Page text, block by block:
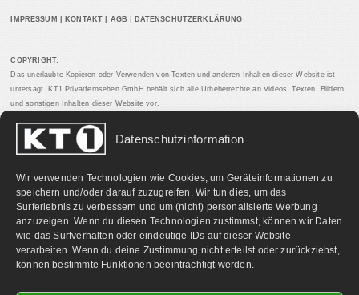
Datenschutzinformation
Wir verwenden Technologien wie Cookies, um Geräteinformationen zu
speichern und/oder darauf zuzugreifen. Wir tun dies, um das
Surferlebnis zu verbessern und um (nicht) personalisierte Werbung
anzuzeigen. Wenn du diesen Technologien zustimmst, können wir Daten
wie das Surfverhalten oder eindeutige IDs auf dieser Website
verarbeiten. Wenn du deine Zustimmung nicht erteilst oder zurückziehst,
können bestimmte Funktionen beeinträchtigt werden.
IMPRESSUM KONTAKT AGB DATENSCHUTZERKLÄRUNG
COPYRIGHT:
Das unerlaubte Kopieren oder Verwenden von Texten und anderen Inhalten dieser Website ist
untersagt. KT1 Privatfernsehen GmbH behält sich alle Urheberrechte an Videos, Texten, Bildern
und sonstigen Inhalten dieser Website vor.
PARTNERLINKS: